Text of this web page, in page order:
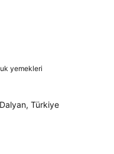
yemekleri
Türkiye